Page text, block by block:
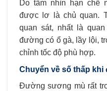
Do tầm nhìn hạn chế
được lơ là chủ quan.
quan sát, nhất là
đường có ổ gà, lầy lội,
chỉnh tốc độ phù hợp.
Chuyển về số thấp khi
Đường sương mù rất